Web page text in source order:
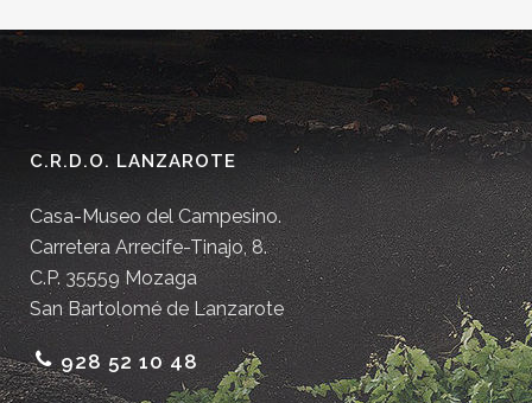
C.R.D.O. LANZAROTE
Casa-Museo del Campesino.
Carretera Arrecife-Tinajo, 8.
C.P. 35559 Mozaga
San Bartolomé de Lanzarote
928 52 10 48